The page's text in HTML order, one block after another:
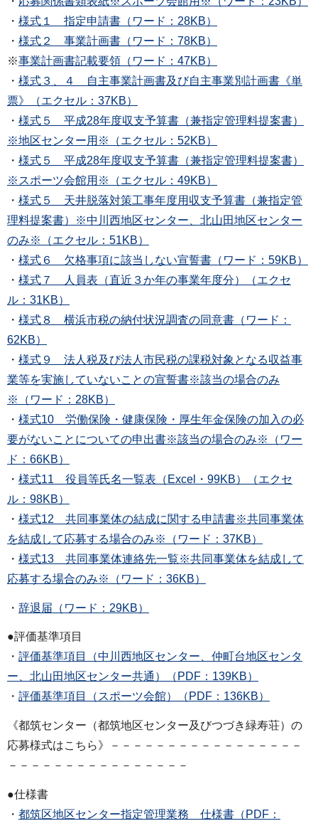
・ 様式１ 指定申請書（ワード：28KB）
・ 様式２ 事業計画書（ワード：78KB）
※事業計画書記載要領（ワード：47KB）
・ 様式３、４ 自主事業計画書及び自主事業別計画書《単
票》（エクセル：37KB）
・ 様式５ 平成28年度収支予算書（兼指定管理料提案書）
※地区センター用※（エクセル：52KB）
・ 様式５ 平成28年度収支予算書（兼指定管理料提案書）
※スポーツ会館用※（エクセル：49KB）
・ 様式５ 天井脱落対策工事年度用収支予算書（兼指定管
理料提案書）※中川西地区センター、北山田地区センター
のみ※（エクセル：51KB）
・ 様式６ 欠格事項に該当しない宣誓書（ワード：59KB）
・ 様式７ 人員表（直近３か年の事業年度分）（エクセ
ル：31KB）
・ 様式８ 横浜市税の納付状況調査の同意書（ワード：
62KB）
・ 様式９ 法人税及び法人市民税の課税対象となる収益事
業等を実施していないことの宣誓書※該当の場合のみ
※（ワード：28KB）
・ 様式10 労働保険・健康保険・厚生年金保険の加入の必
要がないことについての申出書※該当の場合のみ※（ワー
ド：66KB）
・ 様式11 役員等氏名一覧表（Excel・99KB）（エクセ
ル：98KB）
・ 様式12 共同事業体の結成に関する申請書※共同事業体
を結成して応募する場合のみ※（ワード：37KB）
・ 様式13 共同事業体連絡先一覧※共同事業体を結成して
応募する場合のみ※（ワード：36KB）
・ 辞退届（ワード：29KB）
●評価基準項目
・ 評価基準項目（中川西地区センター、仲町台地区センタ
ー、北山田地区センター共通）（PDF：139KB）
・ 評価基準項目（スポーツ会館）（PDF：136KB）
《都筑センター（都筑地区センター及びつづき緑寿荘）の
応募様式はこちら》－－－－－－－－－－－－－－－－－
－－－－－－－－－－－－－－－－
●仕様書
・ 都筑区地区センター指定管理業務 仕様書（PDF：